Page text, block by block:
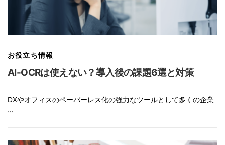
お役立ち情報
AI-OCRは使えない？導入後の課題6選と対策
DXやオフィスのペーパーレス化の強力なツールとして多くの企業
…